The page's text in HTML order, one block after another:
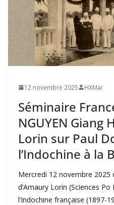
12 novembre 2025 HXMai
Séminaire
NGUYEN Giang
Lorin sur Paul
l’Indochine à la
Mercredi 12 novembre 2025
d’Amaury Lorin (Sciences
l’Indochine française (1897-